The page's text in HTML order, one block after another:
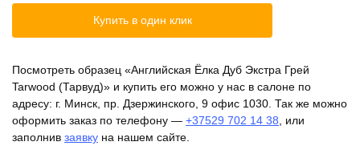
Ёлка
Грей
Tarwood
(Тарвуд)
Купить в один клик
Посмотреть образец «Английская Ёлка Дуб Экстра Грей
Tarwood (Тарвуд)» и купить его можно у нас в салоне по
адресу: г. Минск, пр. Дзержинского, 9 офис 1030. Так же можно
оформить заказ по телефону — +37529 702 14 38 , или
заполнив заявку на нашем сайте.